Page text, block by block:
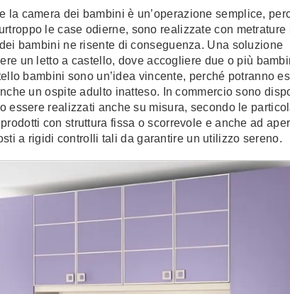
la camera dei bambini è un’operazione semplice,
le case odierne, sono realizzate con metrature
bambini ne risente di conseguenza. Una soluzione
un letto a castello, dove accogliere due o più
bambini sono un’idea vincente, perché potranno
un ospite adulto inatteso. In commercio sono
essere realizzati anche su misura, secondo le
con struttura fissa o scorrevole e anche ad
a rigidi controlli tali da garantire un utilizzo sereno.